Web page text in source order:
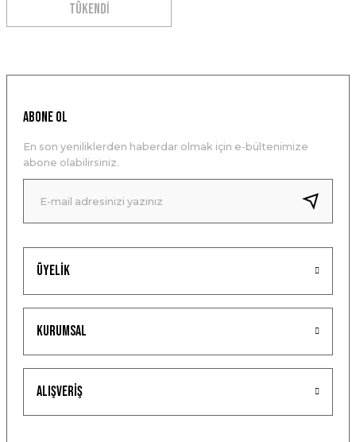
TÜKENDİ
Üyelik
Kurumsal
Alışveriş
ABONE OL
En son yeniliklerden haberdar olmak için e-bültenimize
abone olabilirsiniz.